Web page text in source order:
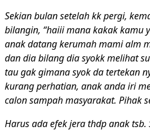
Sekian bulan setelah kk pergi,
bilangin, “haiii mana kakak kamu
anak datang kerumah mami alm
dan dia bilang dia syokk melihat
tau gak gimana syok da tertekan
kurang perhatian, anak anda iri
calon sampah masyarakat. Pihak
Harus ada efek jera thdp anak